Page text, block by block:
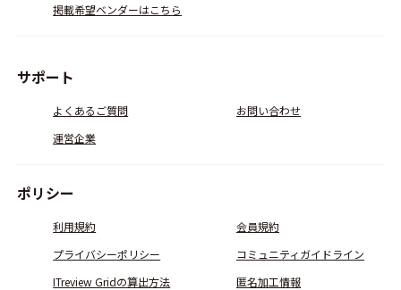
掲載希望ベンダーはこちら
サポート
よくあるご質問
お問い合わせ
運営企業
ポリシー
利用規約
会員規約
プライバシーポリシー
コミュニティガイドライン
ITreview Gridの算出方法
匿名加工情報